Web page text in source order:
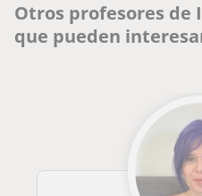
Otros profesores de
que pueden